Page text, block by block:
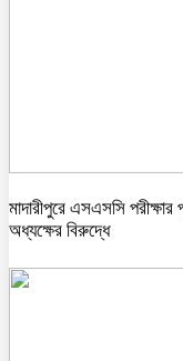
মাদারীপুরে এসএসসি
অধ্যক্ষের বিরুদ্ধে